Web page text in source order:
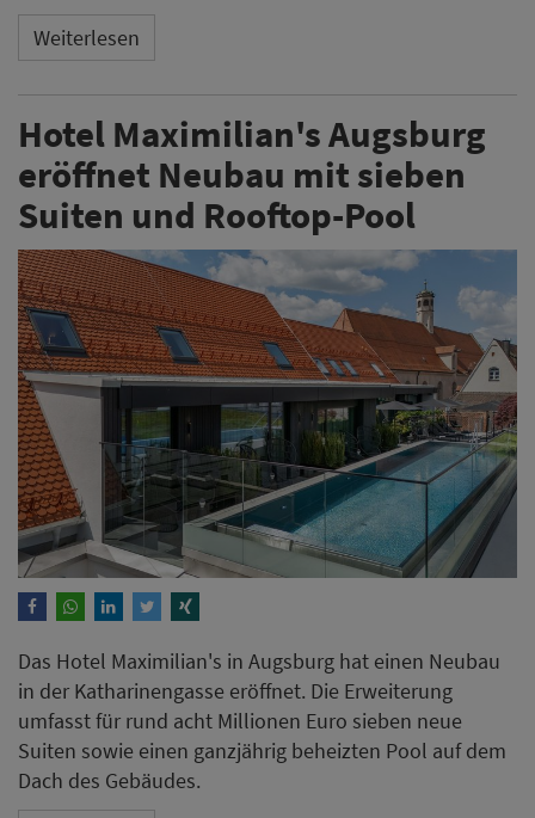
Weiterlesen
Hotel Maximilian's Augsburg
eröffnet Neubau mit sieben
Suiten und Rooftop-Pool
Das Hotel Maximilian's in Augsburg hat einen Neubau
in der Katharinengasse eröffnet. Die Erweiterung
umfasst für rund acht Millionen Euro sieben neue
Suiten sowie einen ganzjährig beheizten Pool auf dem
Dach des Gebäudes.